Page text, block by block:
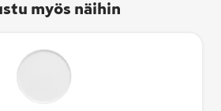
myös näihin